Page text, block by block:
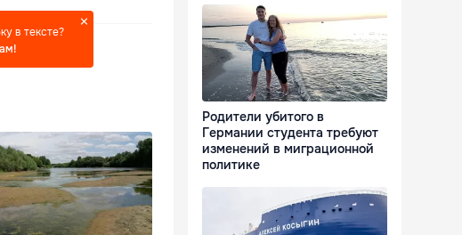
в тексте?
Родители убитого в
Германии студента требуют
изменений в миграционной
политике